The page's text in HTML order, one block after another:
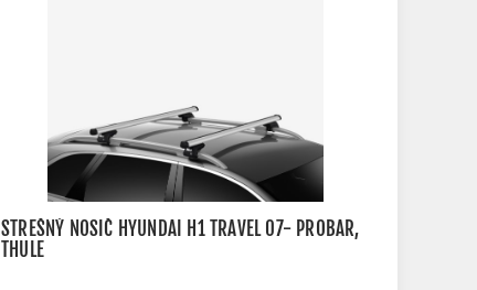
STREŠNÝ NOSIČ HYUNDAI H1 TRAVEL 07- PROBAR,
THULE